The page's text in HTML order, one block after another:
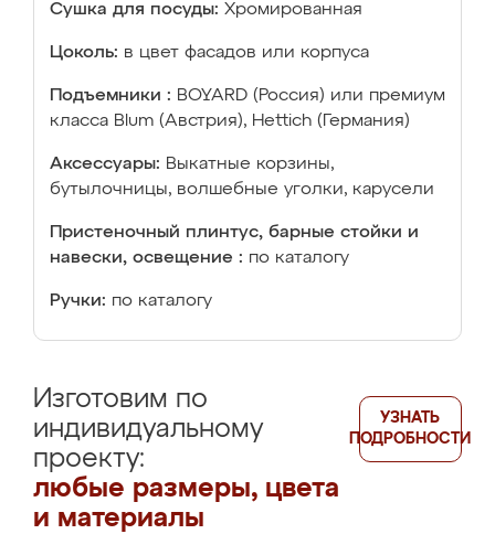
Сушка для посуды: Хромированная
Цоколь: в цвет фасадов или корпуса
Подъемники : BOYARD (Россия) или премиум
класса Blum (Австрия), Hettich (Германия)
Аксессуары: Выкатные корзины,
бутылочницы, волшебные уголки, карусели
Пристеночный плинтус, барные стойки и
навески, освещение : по каталогу
Ручки: по каталогу
Изготовим по
индивидуальному
проекту:
любые размеры, цвета
и материалы
УЗНАТЬ
ПОДРОБНОСТИ